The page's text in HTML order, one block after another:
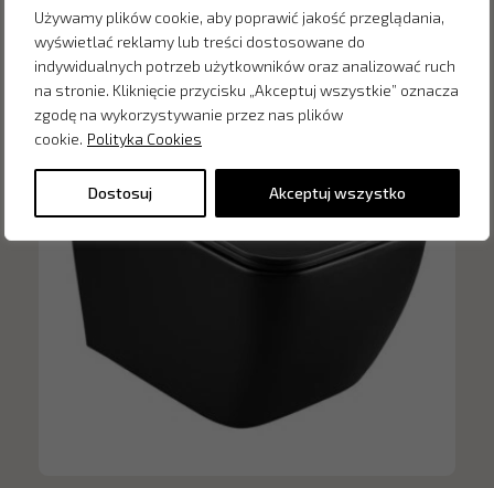
Używamy plików cookie, aby poprawić jakość przeglądania,
wyświetlać reklamy lub treści dostosowane do
indywidualnych potrzeb użytkowników oraz analizować ruch
na stronie. Kliknięcie przycisku „Akceptuj wszystkie” oznacza
zgodę na wykorzystywanie przez nas plików
cookie. Polityka Cookies
Dostosuj Akceptuj wszystko